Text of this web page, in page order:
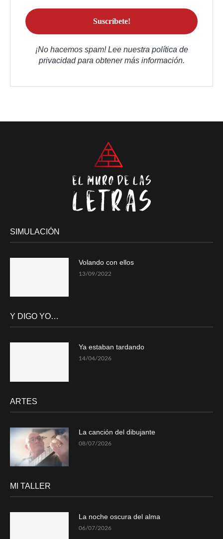
¡No hacemos spam! Lee nuestra política de
privacidadpara obtener más información.
SIMULACIÓN
Volando con ellos
13/09/2022
Y DIGO YO…
Ya estaban tardando
14/04/2026
ARTES
La canción del dibujante
08/07/2026
MI TALLER
La noche oscura del alma
06/07/2026